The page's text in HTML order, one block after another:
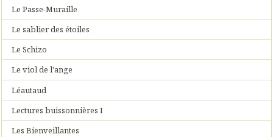
Le Passe-Muraille
Le sablier des étoiles
Le Schizo
Le viol de l'ange
Léautaud
Lectures buissonnières I
Les Bienveillantes